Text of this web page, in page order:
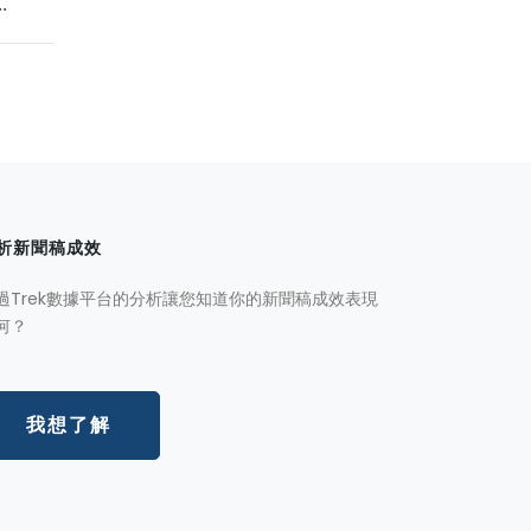
新聞稿成效
Trek數據平台的分析讓您知道你的新聞稿成效表現
？
我想了解